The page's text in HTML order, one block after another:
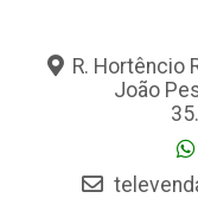
R. Hortêncio
João